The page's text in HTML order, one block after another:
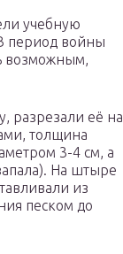
учебную
период войны
возможным,
разрезали её на
толщина
3-4 см, а
На штыре
из
песком до